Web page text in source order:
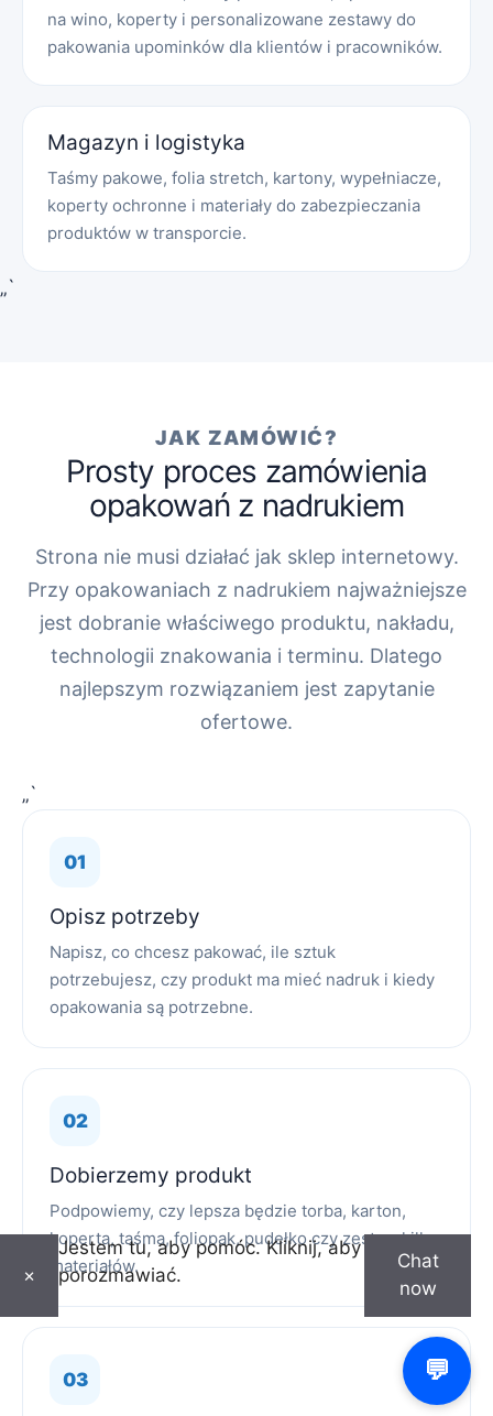
na wino, koperty i personalizowane zestawy do
pakowania upominków dla klientów i pracowników.
Magazyn i logistyka
Taśmy pakowe, folia stretch, kartony, wypełniacze,
koperty ochronne i materiały do zabezpieczania
produktów w transporcie.
„`
JAK ZAMÓWIĆ?
Prosty proces zamówienia
opakowań z nadrukiem
Strona nie musi działać jak sklep internetowy.
Przy opakowaniach z nadrukiem najważniejsze
jest dobranie właściwego produktu, nakładu,
technologii znakowania i terminu. Dlatego
najlepszym rozwiązaniem jest zapytanie
ofertowe.
„`
Opisz potrzeby
Napisz, co chcesz pakować, ile sztuk
potrzebujesz, czy produkt ma mieć nadruk i kiedy
opakowania są potrzebne.
Dobierzemy produkt
Podpowiemy, czy lepsza będzie torba, karton,
koperta, taśma, foliopak, pudełko czy zestaw kilku
materiałów.
×
Jestem tu, aby pomóc. Kliknij, aby
porozmawiać.
Chat
now